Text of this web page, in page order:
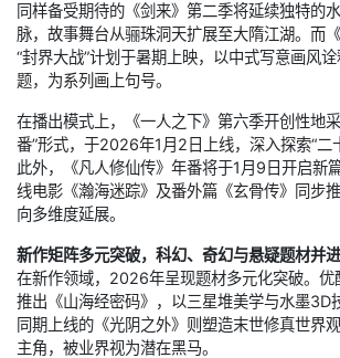
同样备受期待的《剑来》第二季将延续独特的
脉，故事舞台从骊珠洞天扩展至大隋江湖。而
“封界大战”计划于暑期上映，以中式写意画风诠
题，为系列画上句号。
在播出模式上，《一人之下》第六季开创性地
番”形式，于2026年1月2日上线，深入探索“二
此外，《凡人修仙传》年番将于1月9日开启新
线电影《瀚海迷踪》及番外篇《玄骨传》同步
向多维度延展。
新作矩阵多元突破，科幻、奇幻与悬疑题材并进
在新作领域，2026年呈现题材多元化突破。
推出《山海经密码》，以三星堆美学与水墨3D
同期上线的《光阴之外》则塑造末世修真世界
主角，被业界视为潜在黑马。